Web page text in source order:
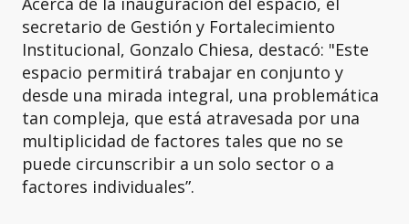
secretario de Gestión y Fortalecimiento
Institucional, Gonzalo Chiesa, destacó: "Este
espacio permitirá trabajar en conjunto y
desde una mirada integral, una problemática
tan compleja, que está atravesada por una
multiplicidad de factores tales que no se
puede circunscribir a un solo sector o a
factores individuales”.